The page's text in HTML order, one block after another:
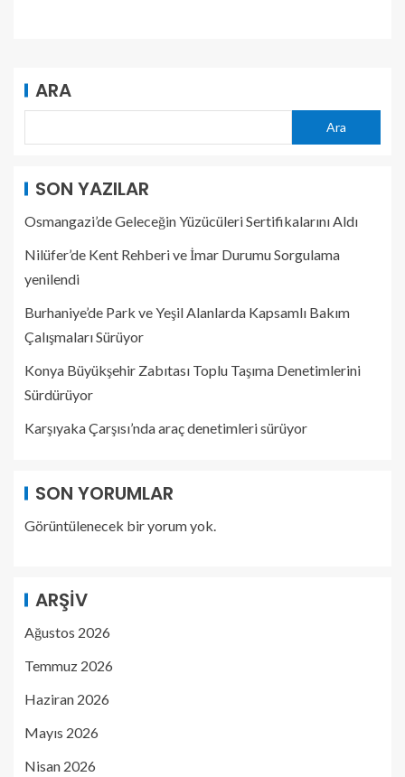
ARA
Ara
SON YAZILAR
Osmangazi’de Geleceğin Yüzücüleri Sertifikalarını Aldı
Nilüfer’de Kent Rehberi ve İmar Durumu Sorgulama
yenilendi
Burhaniye’de Park ve Yeşil Alanlarda Kapsamlı Bakım
Çalışmaları Sürüyor
Konya Büyükşehir Zabıtası Toplu Taşıma Denetimlerini
Sürdürüyor
Karşıyaka Çarşısı’nda araç denetimleri sürüyor
SON YORUMLAR
Görüntülenecek bir yorum yok.
ARŞIV
Ağustos 2026
Temmuz 2026
Haziran 2026
Mayıs 2026
Nisan 2026